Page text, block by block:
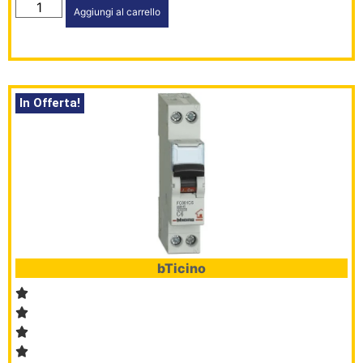
Aggiungi al carrello
In Offerta!
bTicino